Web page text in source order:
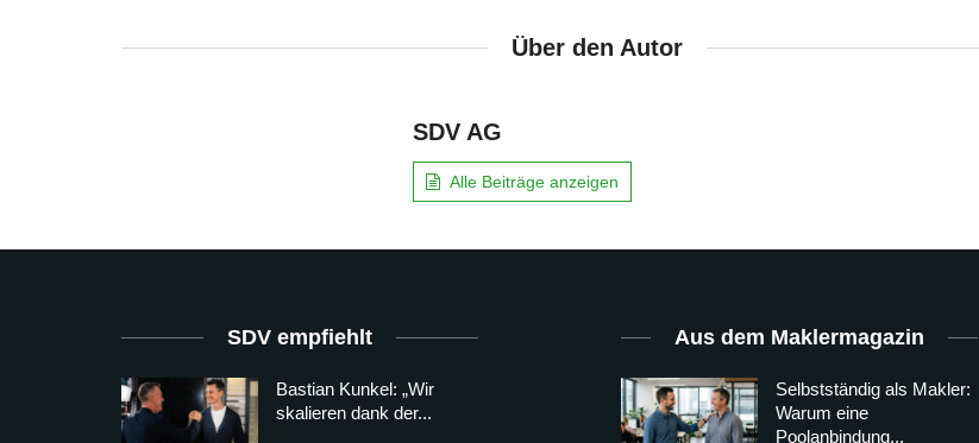
Über den Autor
SDV AG
Alle Beiträge anzeigen
SDV empfiehlt
Bastian Kunkel: „Wir
skalieren dank der...
Aus dem Maklermagazin
Selbstständig als Makler:
Warum eine
Poolanbindung...